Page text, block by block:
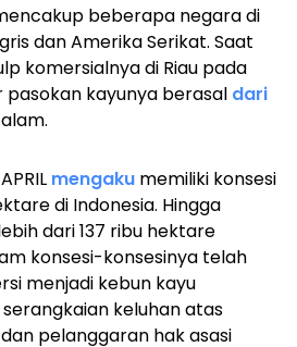
beberapa negara di
dan Amerika Serikat. Saat
komersialnya di Riau pada
pasokan kayunya berasal dari
mengaku memiliki konsesi
di Indonesia. Hingga
dari 137 ribu hektare
konsesi-konsesinya telah
menjadi kebun kayu
keluhan atas
pelanggaran hak asasi